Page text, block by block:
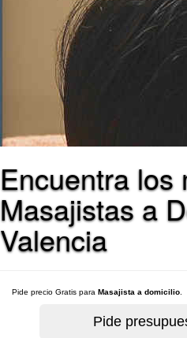
Encuentra los
Masajistas a
Valencia
Pide precio Gratis para Masajista a domicilio